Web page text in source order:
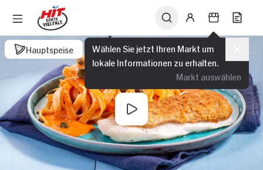
Wählen Sie jetzt Ihren Markt um
lokale Informationen zu erhalten.
Markt auswählen
Hauptspeise